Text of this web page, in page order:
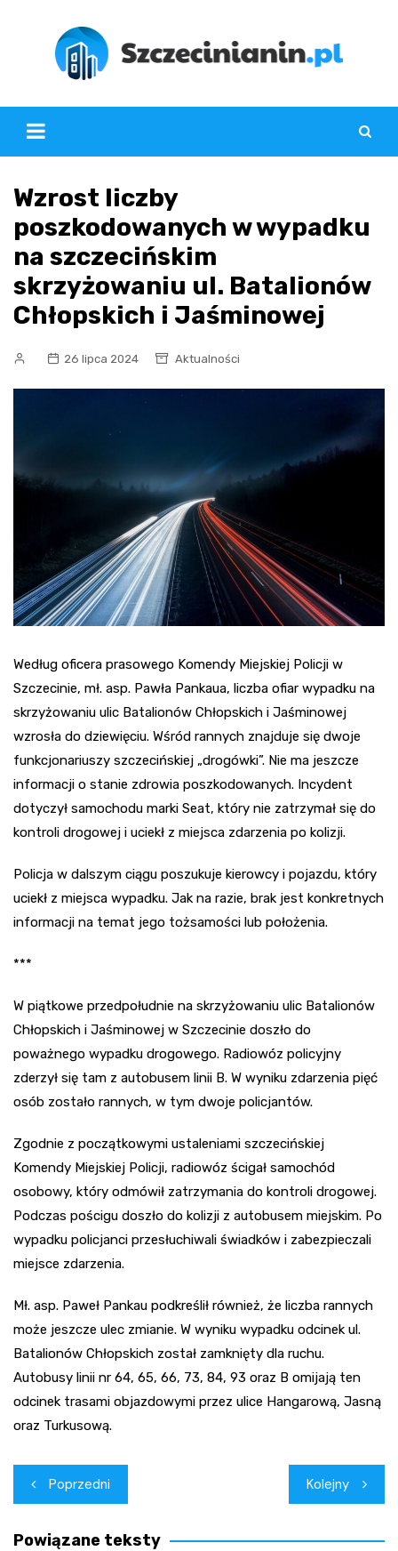
Wzrost liczby
poszkodowanych w wypadku
na szczecińskim
skrzyżowaniu ul. Batalionów
Chłopskich i Jaśminowej
26 lipca 2024 Aktualności
Według oficera prasowego Komendy Miejskiej Policji w
Szczecinie, mł. asp. Pawła Pankaua, liczba ofiar wypadku na
skrzyżowaniu ulic Batalionów Chłopskich i Jaśminowej
wzrosła do dziewięciu. Wśród rannych znajduje się dwoje
funkcjonariuszy szczecińskiej „drogówki”. Nie ma jeszcze
informacji o stanie zdrowia poszkodowanych. Incydent
dotyczył samochodu marki Seat, który nie zatrzymał się do
kontroli drogowej i uciekł z miejsca zdarzenia po kolizji.
Policja w dalszym ciągu poszukuje kierowcy i pojazdu, który
uciekł z miejsca wypadku. Jak na razie, brak jest konkretnych
informacji na temat jego tożsamości lub położenia.
***
W piątkowe przedpołudnie na skrzyżowaniu ulic Batalionów
Chłopskich i Jaśminowej w Szczecinie doszło do
poważnego wypadku drogowego. Radiowóz policyjny
zderzył się tam z autobusem linii B. W wyniku zdarzenia pięć
osób zostało rannych, w tym dwoje policjantów.
Zgodnie z początkowymi ustaleniami szczecińskiej
Komendy Miejskiej Policji, radiowóz ścigał samochód
osobowy, który odmówił zatrzymania do kontroli drogowej.
Podczas pościgu doszło do kolizji z autobusem miejskim. Po
wypadku policjanci przesłuchiwali świadków i zabezpieczali
miejsce zdarzenia.
Mł. asp. Paweł Pankau podkreślił również, że liczba rannych
może jeszcze ulec zmianie. W wyniku wypadku odcinek ul.
Batalionów Chłopskich został zamknięty dla ruchu.
Autobusy linii nr 64, 65, 66, 73, 84, 93 oraz B omijają ten
odcinek trasami objazdowymi przez ulice Hangarową, Jasną
oraz Turkusową.
Nawigacja
wpisu
Poprzedni Kolejny
Powiązane teksty